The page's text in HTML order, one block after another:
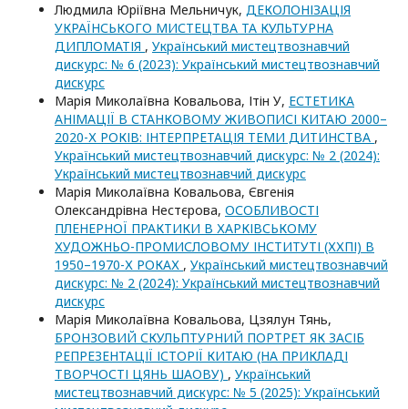
Людмила Юріївна Мельничук, ДЕКОЛОНІЗАЦІЯ
УКРАЇНСЬКОГО МИСТЕЦТВА ТА КУЛЬТУРНА
ДИПЛОМАТІЯ , Український мистецтвознавчий
дискурс: № 6 (2023): Український мистецтвознавчий
дискурс
Марія Миколаївна Ковальова, Ітін У, ЕСТЕТИКА
АНІМАЦІЇ В СТАНКОВОМУ ЖИВОПИСІ КИТАЮ 2000–
2020-Х РОКІВ: ІНТЕРПРЕТАЦІЯ ТЕМИ ДИТИНСТВА ,
Український мистецтвознавчий дискурс: № 2 (2024):
Український мистецтвознавчий дискурс
Марія Миколаївна Ковальова, Євгенія
Олександрівна Нестєрова, ОСОБЛИВОСТІ
ПЛЕНЕРНОЇ ПРАКТИКИ В ХАРКІВСЬКОМУ
ХУДОЖНЬО-ПРОМИСЛОВОМУ ІНСТИТУТІ (ХХПІ) В
1950–1970-Х РОКАХ , Український мистецтвознавчий
дискурс: № 2 (2024): Український мистецтвознавчий
дискурс
Марія Миколаївна Ковальова, Цзялун Тянь,
БРОНЗОВИЙ СКУЛЬПТУРНИЙ ПОРТРЕТ ЯК ЗАСІБ
РЕПРЕЗЕНТАЦІЇ ІСТОРІЇ КИТАЮ (НА ПРИКЛАДІ
ТВОРЧОСТІ ЦЯНЬ ШАОВУ) , Український
мистецтвознавчий дискурс: № 5 (2025): Український